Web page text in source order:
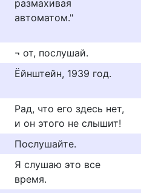
размахивая
автоматом."
¬ от, послушай.
Ёйнштейн, 1939 год.
Рад, что его здесь нет,
и он этого не слышит!
Послушайте.
Я слушаю это все
время.